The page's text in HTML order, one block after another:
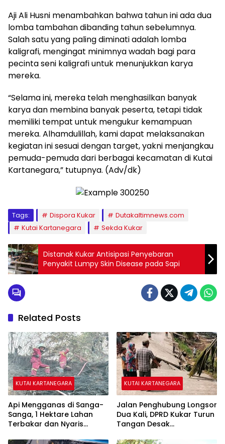
Aji Ali Husni menambahkan bahwa tahun ini ada dua
lomba tambahan dibanding tahun sebelumnya.
Salah satu yang paling diminati adalah lomba
kaligrafi, mengingat minimnya wadah bagi para
pecinta seni kaligrafi untuk menunjukkan karya
mereka.
“Selama ini, mereka telah menghasilkan banyak
karya dan membina banyak peserta, tetapi tidak
memiliki tempat untuk mengukur kemampuan
mereka. Alhamdulillah, kami dapat melaksanakan
kegiatan ini sesuai dengan target, yakni menjangkau
pemuda-pemuda dari berbagai kecamatan di Kutai
Kartanegara,” tutupnya. (Adv/dk)
Tags: Dispora Kukar
Dutakaltimnews.com
Kutai Kartanegara
Sekda Kukar
Distanak Kukar Antisipasi Penyebaran
Penyakit Lumpy Skin Disease pada Sapi
Related Posts
KUTAI KARTANEGARA
Api Mengganas di Sanga-
Sanga, 1 Hektare Lahan
Terbakar dan Nyaris
KUTAI KARTANEGARA
Jalan Penghubung Longsor
Dua Kali, DPRD Kukar Turun
Tangan Desak